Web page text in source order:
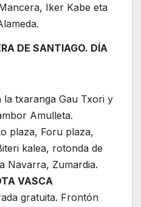
Iker Kabe eta
DE SANTIAGO. DÍA
la txaranga Gau Txori y
Amulleta.
plaza, Foru plaza,
kalea, rotonda de
Navarra, Zumardia.
VASCA
gratuita. Frontón